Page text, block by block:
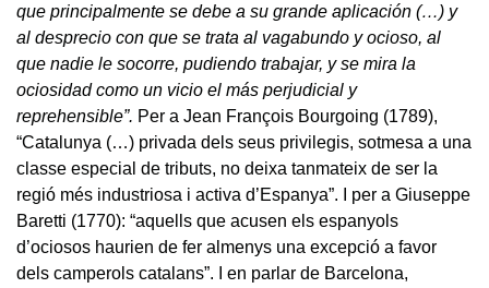
que principalmente se debe a su grande aplicación (…) y
al desprecio con que se trata al vagabundo y ocioso, al
que nadie le socorre, pudiendo trabajar, y se mira la
ociosidad como un vicio el más perjudicial y
reprehensible”. Per a Jean François Bourgoing (1789),
“Catalunya (…) privada dels seus privilegis, sotmesa a una
classe especial de tributs, no deixa tanmateix de ser la
regió més industriosa i activa d’Espanya”. I per a Giuseppe
Baretti (1770): “aquells que acusen els espanyols
d’ociosos haurien de fer almenys una excepció a favor
dels camperols catalans”. I en parlar de Barcelona,